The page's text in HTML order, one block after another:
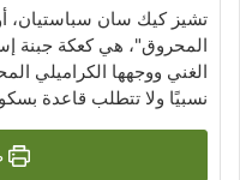
تشيز كيك سان سباستيان،
المحروق"، هي كعكة جبنة
الغني ووجهها الكراميلي
نسبيًا ولا تتطلب قاعدة